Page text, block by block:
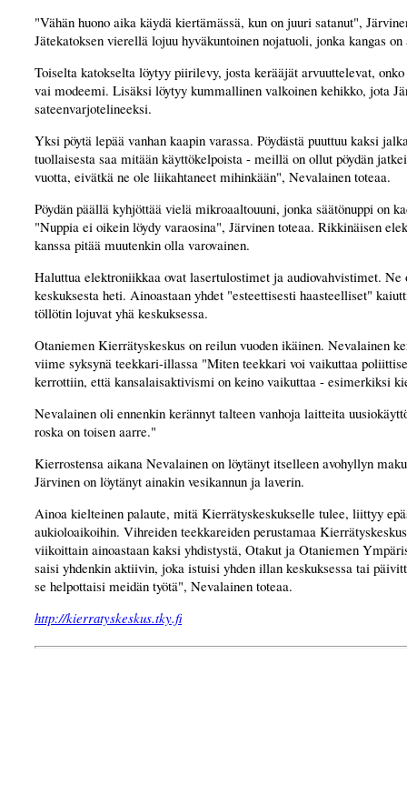
"Vähän huono aika käydä kiertämässä, kun on juuri satanut",
Jätekatoksen vierellä lojuu hyväkuntoinen nojatuoli, jonka kangas
Toiselta katokselta löytyy piirilevy, josta kerääjät arvuuttelevat,
vai modeemi. Lisäksi löytyy kummallinen valkoinen kehikko, jota
sateenvarjotelineeksi.
Yksi pöytä lepää vanhan kaapin varassa. Pöydästä puuttuu kaksi
tuollaisesta saa mitään käyttökelpoista - meillä on ollut pöydän
vuotta, eivätkä ne ole liikahtaneet mihinkään", Nevalainen toteaa.
Pöydän päällä kyhjöttää vielä mikroaaltouuni, jonka säätönuppi on
"Nuppia ei oikein löydy varaosina", Järvinen toteaa. Rikkinäisen
kanssa pitää muutenkin olla varovainen.
Haluttua elektroniikkaa ovat lasertulostimet ja audiovahvistimet. Ne
keskuksesta heti. Ainoastaan yhdet "esteettisesti haasteelliset"
töllötin lojuvat yhä keskuksessa.
Otaniemen Kierrätyskeskus on reilun vuoden ikäinen. Nevalainen
viime syksynä teekkari-illassa "Miten teekkari voi vaikuttaa
kerrottiin, että kansalaisaktivismi on keino vaikuttaa - esimerkiksi
Nevalainen oli ennenkin kerännyt talteen vanhoja laitteita
roska on toisen aarre."
Kierrostensa aikana Nevalainen on löytänyt itselleen avohyllyn
Järvinen on löytänyt ainakin vesikannun ja laverin.
Ainoa kielteinen palaute, mitä Kierrätyskeskukselle tulee, liittyy
aukioloaikoihin. Vihreiden teekkareiden perustamaa
viikoittain ainoastaan kaksi yhdistystä, Otakut ja Otaniemen
saisi yhdenkin aktiivin, joka istuisi yhden illan keskuksessa tai
se helpottaisi meidän työtä", Nevalainen toteaa.
http://kierratyskeskus.tky.fi